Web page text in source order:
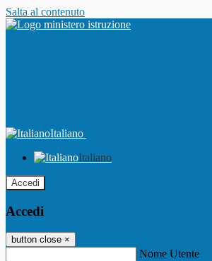
Salta al contenuto
Italiano
Italiano
Accedi
Accedi
button close ×
Nome Utente